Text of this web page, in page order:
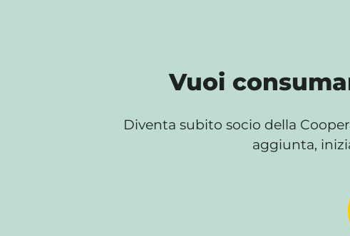
Vuoi
Diventa subito socio della
aggiunta,